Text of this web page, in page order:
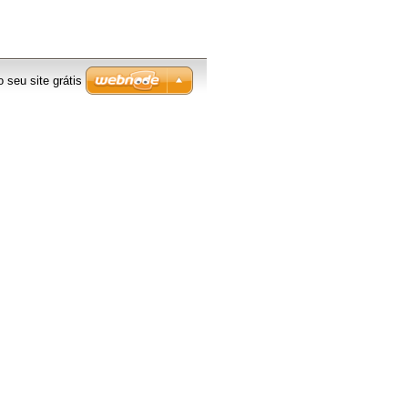
seu site grátis